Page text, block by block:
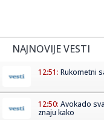
NAJNOVIJE VESTI
12:51: Rukometni
12:50: Avokado
znaju kako